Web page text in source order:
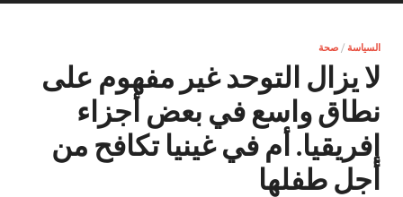
السياسة / صحة
لا يزال التوحد غير مفهوم على
نطاق واسع في بعض أجزاء
إفريقيا. أم في غينيا تكافح من
أجل طفلها